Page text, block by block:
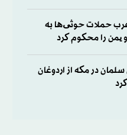
عرب حملات حوثی‌ها به
را محکوم کرد
در مکه از اردوغان